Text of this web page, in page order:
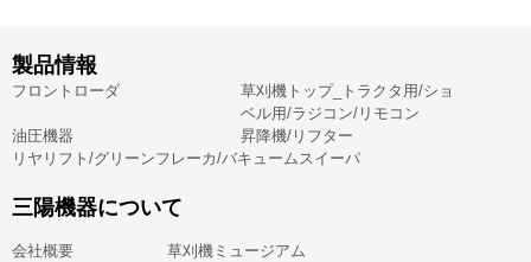
製品情報
フロントローダ
草刈機トップ_トラクタ用/ショ
ベル用/ラジコン/リモコン
油圧機器
昇降機/リフター
リヤリフト/グリーンフレーカ/バキュームスイーパ
三陽機器について
会社概要
草刈機ミュージアム